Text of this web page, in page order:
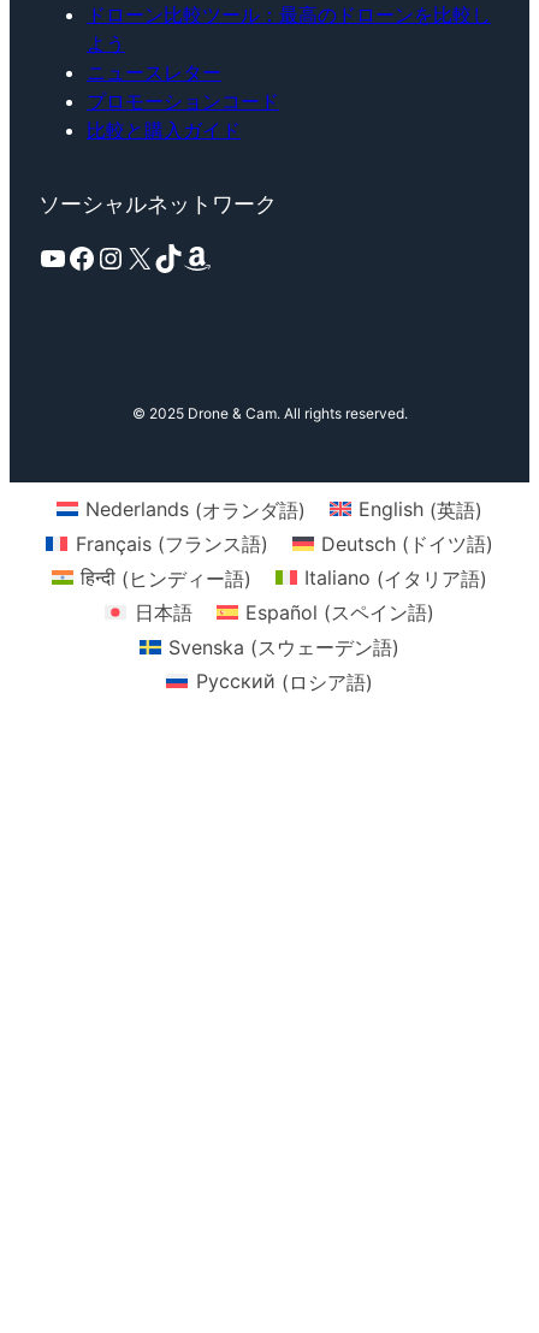
ドローン比較ツール：最高のドローンを比較し
よう
ニュースレター
プロモーションコード
比較と購入ガイド
ソーシャルネットワーク
YouTube Facebook Instagram X TikTok Amazon
© 2025 Drone & Cam. All rights reserved.
Nederlands (オランダ語) English (英語)
Français(フランス語) Deutsch( ドイツ語)
हिन्दी ( ヒンディー語) Italiano (イタリア語)
日本語
Español (スペイン語)
Svenska (スウェーデン語)
Русский ( ロシア語)